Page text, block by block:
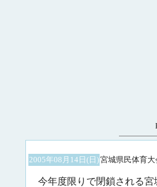
2005年08月14日(日)宮城県民体育
今年度限りで閉鎖される宮